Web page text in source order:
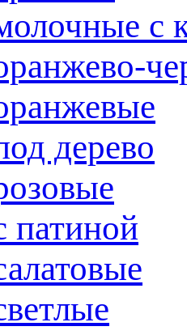
с
дерево
патиной